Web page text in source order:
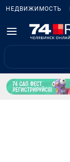
НЕДВИЖИМОСТЬ